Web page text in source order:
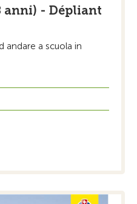
- Dépliant
andare a scuola in